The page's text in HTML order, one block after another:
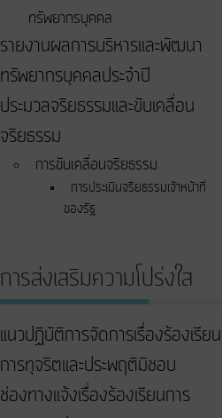
ทรัพยากรบุคคล
รายงานผลการบริหารและพัฒนา
ทรัพยากรบุคคลประจำปี
ประมวลจริยธรรมและขับเคลื่อน
จริยธรรม
การขับเคลื่อนจริยธรรม
การประเมินจริยธรรมเจ้าหน้าที่
ของรัฐ
การส่งเสริมความโปร่งใส
แนวปฏิบัติการจัดการเรื่องร้องเรียน
การทุจริตและประพฤติมิชอบ
ช่องทางแจ้งเรื่องร้องเรียนการ